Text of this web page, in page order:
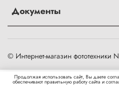
Документы
© Интернет-магазин фототехники
Продолжая использовать сайт, Вы даете
обеспечивают правильную работу сайта и